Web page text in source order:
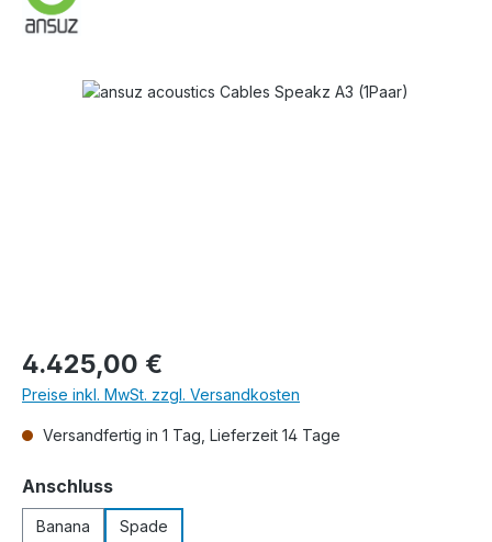
Bildergalerie überspringen
Regulärer Preis:
4.425,00 €
Preise inkl. MwSt. zzgl. Versandkosten
Versandfertig in 1 Tag, Lieferzeit 14 Tage
Anschlussauswählen
Banana Spade